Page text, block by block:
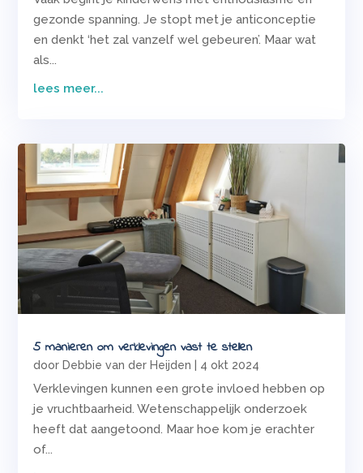
gezonde spanning. Je stopt met je anticonceptie
en denkt ‘het zal vanzelf wel gebeuren’. Maar wat
als...
lees meer...
5 manieren om verklevingen vast te stellen
door Debbie van der Heijden 4 okt 2024
Verklevingen kunnen een grote invloed hebben op
je vruchtbaarheid. Wetenschappelijk onderzoek
heeft dat aangetoond. Maar hoe kom je erachter
of...